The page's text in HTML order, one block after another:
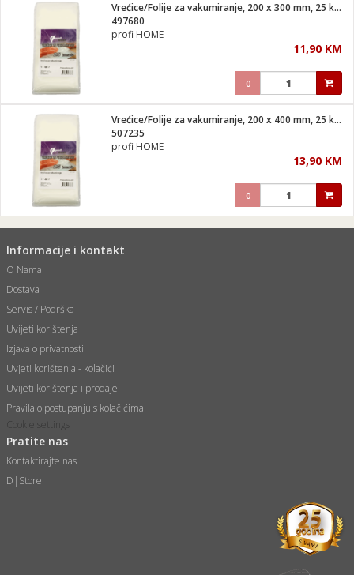
Vrećice/Folije za vakumiranje, 200 x 300 mm, 25 kom
497680
profi HOME
11,90 KM
0
Vrećice/Folije za vakumiranje, 200 x 400 mm, 25 kom
507235
profi HOME
13,90 KM
0
Informacije i kontakt
O Nama
Dostava
Servis / Podrška
Uvijeti korištenja
Izjava o privatnosti
Uvjeti korištenja - kolačići
Uvijeti korištenja i prodaje
Pravila o postupanju s kolačićima
Cookie settings
Pratite nas
Kontaktirajte nas
D|Store